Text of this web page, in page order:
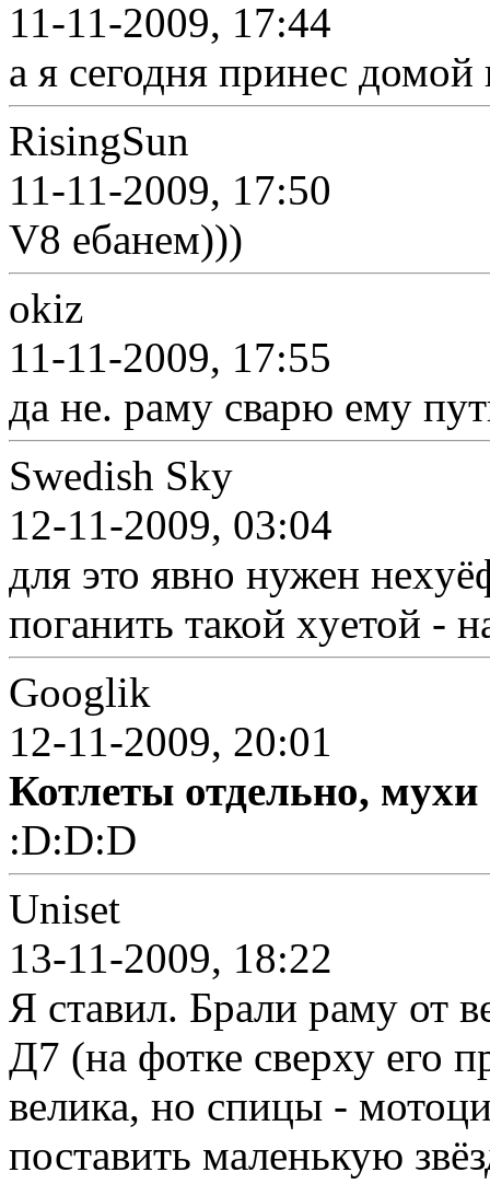
11-11-2009, 17:44
а я сегодня принес домой
RisingSun
11-11-2009, 17:50
V8 ебанем)))
okiz
11-11-2009, 17:55
да не. раму сварю ему
Swedish Sky
12-11-2009, 03:04
для это явно нужен
поганить такой xyетой -
Googlik
12-11-2009, 20:01
Котлеты отдельно,
:D:D:D
Uniset
13-11-2009, 18:22
Я ставил. Брали раму от
Д7 (на фотке сверху его
велика, но спицы -
поставить маленькую